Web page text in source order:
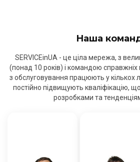
Наша
SERVICEinUA - це ціла мережа, з
(понад 10 років) і командою справжніх
з обслуговування працюють у кількох
постійно підвищують кваліфікацію,
розробками та